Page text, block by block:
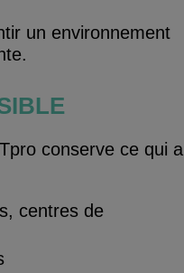
un environnement
conserve ce qui a
centres de